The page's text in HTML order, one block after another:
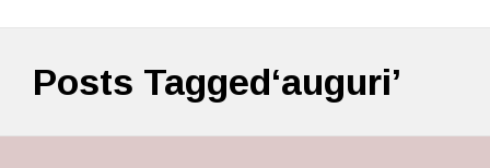
Posts Tagged‘auguri’